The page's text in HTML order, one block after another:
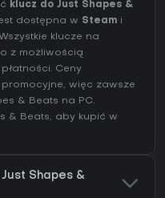
klucz do Just Shapes &
dostępna w Steam i
klucze na
z możliwością
Ceny
więc zawsze
& Beats na PC.
& Beats, aby kupić w
Shapes &